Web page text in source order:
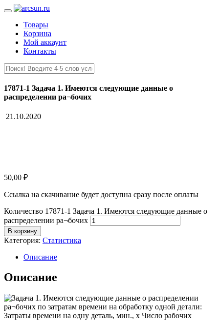
Товары
Корзина
Мой аккаунт
Контакты
17871-1 Задача 1. Имеются следующие данные о
распределении ра¬бочих
21.10.2020
50,00 ₽
Ссылка на скачивание будет доступна сразу после оплаты
Количество 17871-1 Задача 1. Имеются следующие данные о
распределении ра¬бочих
В корзину
Категория: Статистика
Описание
Описание